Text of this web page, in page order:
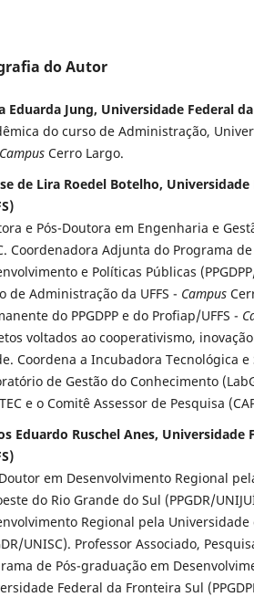
do Autor
Eduarda Jung, Universidade Federal
do curso de Administração,
Campus Cerro Largo.
de Lira Roedel Botelho,
e Pós-Doutora em Engenharia e
Coordenadora Adjunta do Programa
e Políticas Públicas
de Administração da UFFS - Campus
do PPGDPP e do Profiap/UFFS -
voltados ao cooperativismo,
Coordena a Incubadora Tecnológica e
de Gestão do Conhecimento
e o Comitê Assessor de Pesquisa
Eduardo Ruschel Anes, Universidade
em Desenvolvimento Regional
do Rio Grande do Sul (PPGDR/
Regional pela Universidade
UNISC). Professor Associado,
de Pós-graduação em
Federal da Fronteira Sul